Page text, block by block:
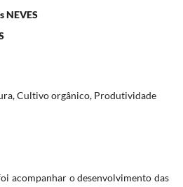
NEVES
Cultivo orgânico, Produtividade
acompanhar o desenvolvimento das